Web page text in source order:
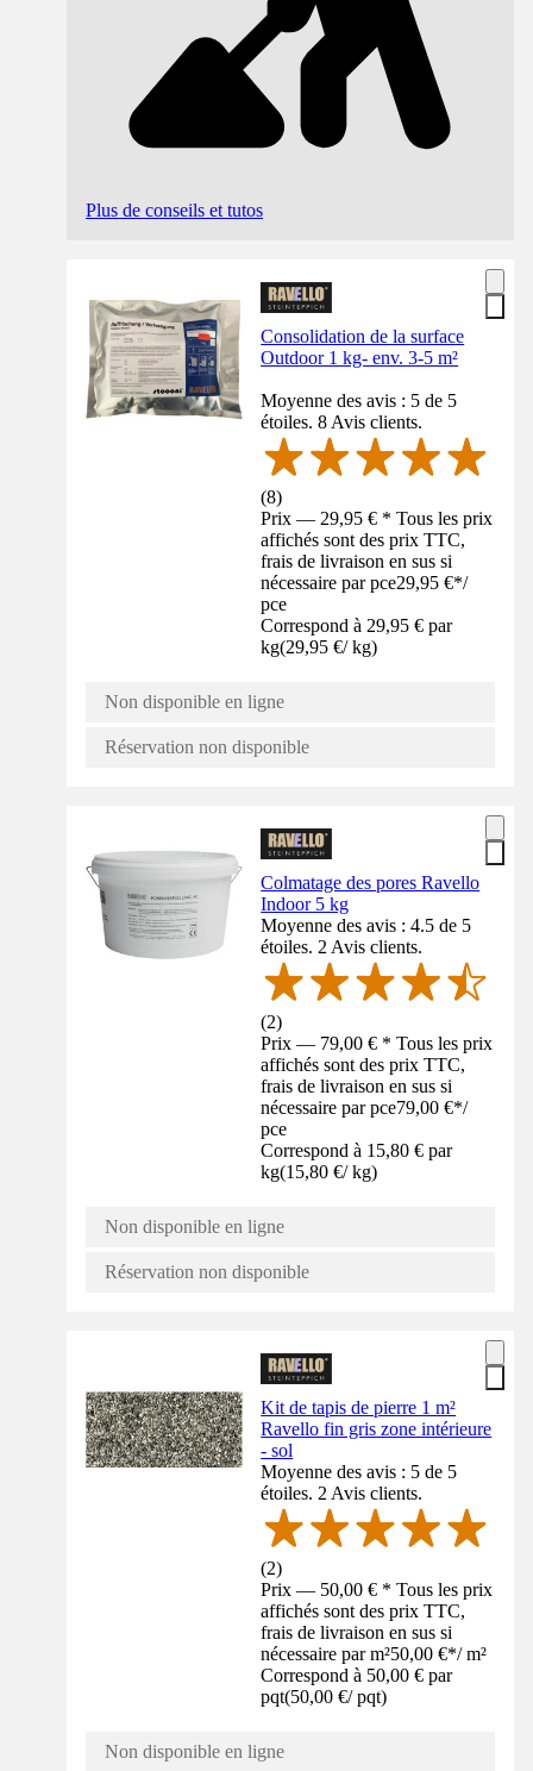
Plus de conseils et tutos
Consolidation de la surface
Outdoor 1 kg- env. 3-5 m²
Moyenne des avis : 5 de 5
étoiles. 8 Avis clients.
(8)
Prix — 29,95 € * Tous les prix
affichés sont des prix TTC,
frais de livraison en sus si
nécessaire par pce29,95 €*/
pce
Correspond à 29,95 € par
kg(29,95 €/ kg)
Non disponible en ligne
Réservation non disponible
Colmatage des pores Ravello
Indoor 5 kg
Moyenne des avis : 4.5 de 5
étoiles. 2 Avis clients.
(2)
Prix — 79,00 € * Tous les prix
affichés sont des prix TTC,
frais de livraison en sus si
nécessaire par pce79,00 €*/
pce
Correspond à 15,80 € par
kg(15,80 €/ kg)
Non disponible en ligne
Réservation non disponible
Kit de tapis de pierre 1 m²
Ravello fin gris zone intérieure
- sol
Moyenne des avis : 5 de 5
étoiles. 2 Avis clients.
(2)
Prix — 50,00 € * Tous les prix
affichés sont des prix TTC,
frais de livraison en sus si
nécessaire par m²50,00 €*/ m²
Correspond à 50,00 € par
pqt(50,00 €/ pqt)
Non disponible en ligne